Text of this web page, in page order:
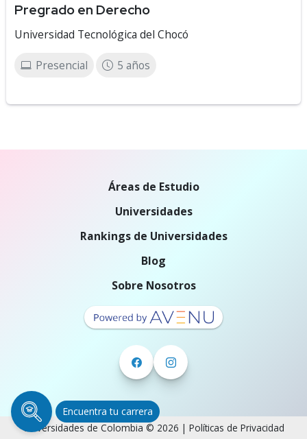
Pregrado en Derecho
Universidad Tecnológica del Chocó
Presencial 5 años
Encuentra tu carrera
Áreas de Estudio
Universidades
Rankings de Universidades
Blog
Sobre Nosotros
Universidades de Colombia © 2026 | Políticas de Privacidad